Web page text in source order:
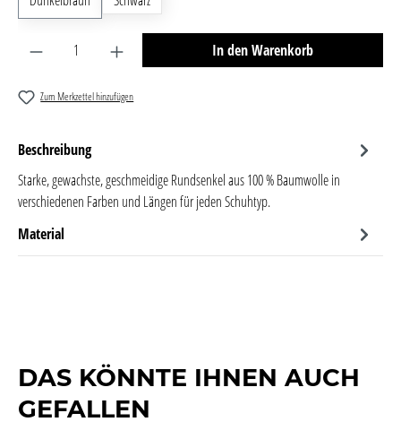
Produkt Anzahl: Gib den gewünschten Wert ein oder
In den Warenkorb
Zum Merkzettel hinzufügen
Beschreibung
Starke, gewachste, geschmeidige Rundsenkel aus 100 % Baumwolle in
verschiedenen Farben und Längen für jeden Schuhtyp.
Material
DAS KÖNNTE IHNEN AUCH
GEFALLEN